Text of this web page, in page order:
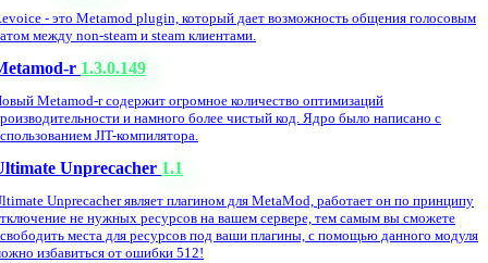
- это Metamod plugin, который дает возможность общения голосовым
между non-steam и steam клиентами.
r 1.3.0.149
Metamod-r содержит огромное количество оптимизаций
и намного более чистый код. Ядро было написано с
JIT-компилятора.
Unprecacher 1.1
Unprecacher являет плагином для MetaMod, работает он по принципу
не нужных ресурсов на вашем сервере, тем самым вы сможете
места для ресурсов под ваши плагины, с помощью данного модуля
избавиться от ошибки 512!